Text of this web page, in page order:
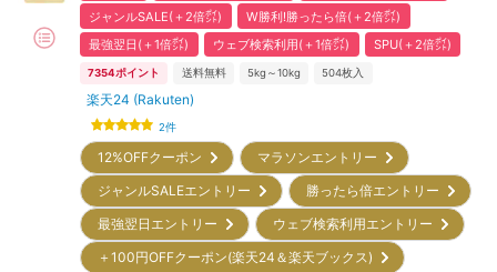
ジャンルSALE(＋2倍㌽)
W勝利!勝ったら倍(＋2倍㌽)
最強翌日(＋1倍㌽)
ウェブ検索利用(＋1倍㌽) SPU(＋2倍㌽)
7354ポイント 送料無料 5kg～10kg 504枚入
楽天24 (Rakuten)
2件
12%OFFクーポン
マラソンエントリー
ジャンルSALEエントリー
勝ったら倍エントリー
最強翌日エントリー
ウェブ検索利用エントリー
＋100円OFFクーポン(楽天24＆楽天ブックス)